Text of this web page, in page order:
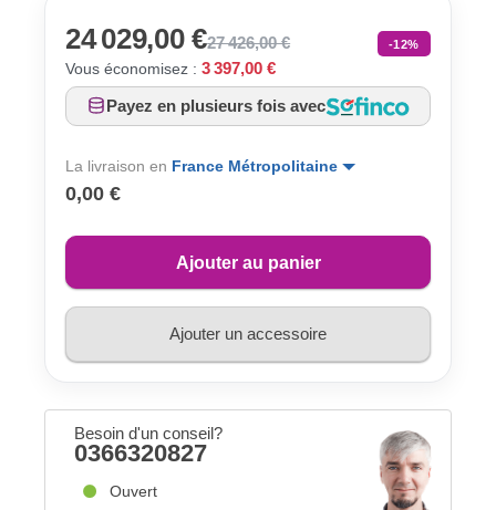
24 029,00 €27 426,00 € -12%
Vous économisez : 3 397,00 €
Payez en plusieurs fois avec
La livraison en France Métropolitaine
0,00 €
Ajouter au panier
Ajouter un accessoire
Besoin d'un conseil?
0366320827
Ouvert